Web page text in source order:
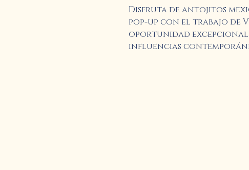
Disfruta de antojitos
pop-up con el trabajo de
oportunidad excepcional
influencias